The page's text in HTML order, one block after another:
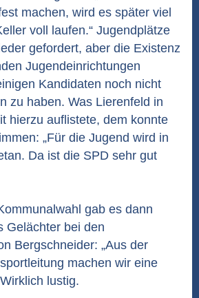
machen, wird es später viel
voll laufen.“ Jugendplätze
gefordert, aber die Existenz
Jugendeinrichtungen
Kandidaten noch nicht
zu haben. Was Lierenfeld in
hierzu auflistete, dem konnte
„Für die Jugend wird in
Da ist die SPD sehr gut
gab es dann
Gelächter bei den
Bergschneider: „Aus der
machen wir eine
lustig.